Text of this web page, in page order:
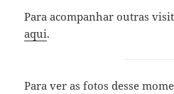
Para acompanhar outras
aqui.
Para ver as fotos desse